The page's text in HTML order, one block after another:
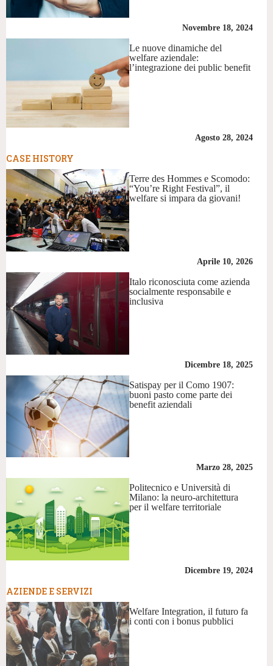
Novembre 18, 2024
Le nuove dinamiche del
welfare aziendale:
l’integrazione dei public benefit
Agosto 28, 2024
CASE HISTORY
Terre des Hommes e Scomodo:
“You’re Right Festival”, il
welfare si impara da giovani!
Aprile 10, 2026
Italo riconosciuta come azienda
socialmente responsabile e
inclusiva
Dicembre 18, 2025
Satispay per il Como 1907:
buoni pasto come parte dei
benefit aziendali
Marzo 28, 2025
Politecnico e Università di
Milano: la neuro-architettura
per il welfare territoriale
Dicembre 19, 2024
AZIENDE E SERVIZI
Welfare Integration, il futuro fa
i conti con i bonus pubblici